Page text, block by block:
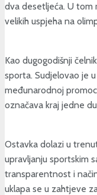
dva desetljeća. U tom
velikih uspjeha na
Kao dugogodišnji
sporta. Sudjelovao je
međunarodnoj
označava kraj jedne
Ostavka dolazi u
upravljanju sportskim
transparentnost i
uklapa se u zahtjeve